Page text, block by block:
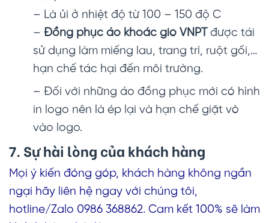
– Là ủi ở nhiệt độ từ 100 – 150 độ C
– Đồng phục áo khoác gió VNPT được tái
sử dụng làm miếng lau, trang trí, ruột gối,…
hạn chế tác hại đến môi trường.
– Đối với những áo đồng phục mới có hình
in logo nên là ép lại và hạn chế giặt vò
vào logo.
7. Sự hài lòng của khách hàng
Mọi ý kiến đóng góp, khách hàng không ngần
ngại hãy liên hệ ngay với chúng tôi,
hotline/Zalo 0986 368862. Cam kết 100% sẽ làm